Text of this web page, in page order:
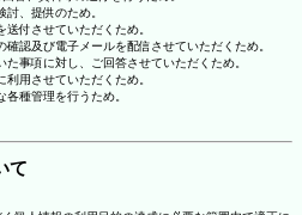
、提供のため。
付させていただくため。
認及び電子メールを配信させていただくため。
事項に対し、ご回答させていただくため。
用させていただくため。
種管理を行うため。
て